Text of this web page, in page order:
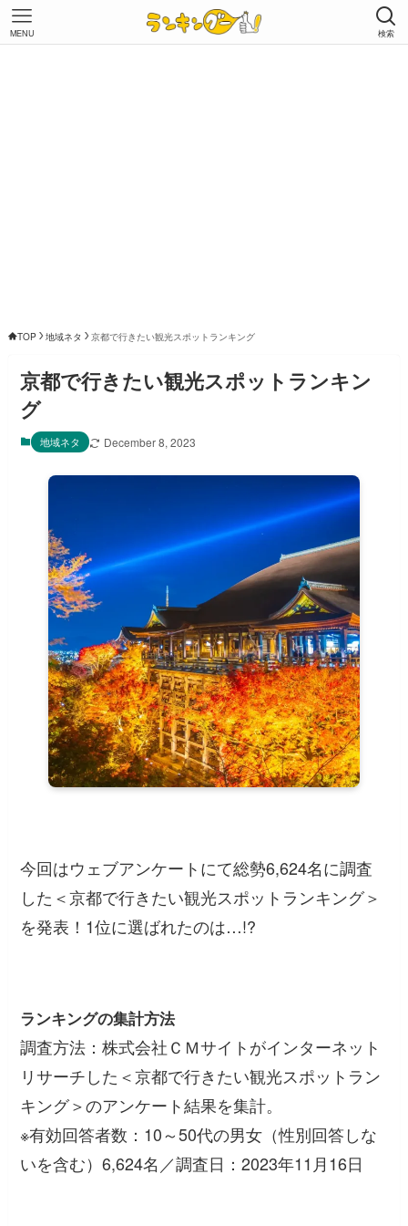
検索
MENU
TOP 地域ネタ 京都で行きたい観光スポットランキング
京都で行きたい観光スポットランキン
グ
地域ネタ December 8, 2023
今回はウェブアンケートにて総勢6,624名に調査
した＜京都で行きたい観光スポットランキング＞
を発表！1位に選ばれたのは…!?
ランキングの集計方法
調査方法：株式会社ＣＭサイトがインターネット
リサーチした＜京都で行きたい観光スポットラン
キング＞のアンケート結果を集計。
※有効回答者数：10～50代の男女（性別回答しな
いを含む）6,624名／調査日：2023年11月16日